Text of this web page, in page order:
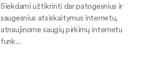
Siekdami užtikrinti dar patogesnius ir
saugesnius atsiskaitymus internetu,
atnaujinome saugių pirkimų internetu
funk...